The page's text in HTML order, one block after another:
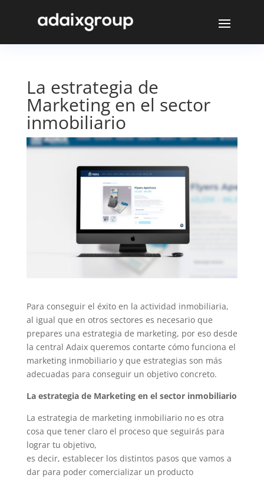
La estrategia de
Marketing en el sector
inmobiliario
Para conseguir el éxito en la actividad inmobiliaria,
al igual que en otros sectores es necesario que
prepares una estrategia de marketing, por eso desde
la central Adaix queremos contarte cómo funciona el
marketing inmobiliario y que estrategias son más
adecuadas para conseguir un objetivo concreto.
La estrategia de Marketing en el sector inmobiliario
La estrategia de marketing inmobiliario no es otra
cosa que tener claro el proceso que seguirás para
lograr tu objetivo,
es decir, establecer los distintos pasos que vamos a
dar para poder comercializar un producto